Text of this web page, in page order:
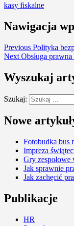
kasy fiskalne
Nawigacja
Previous Polityka
Next Obsługa
Wyszukaj
Szukaj:
Nowe
Fotobudka bus
Impreza
Gry
Jak sprawnie
Jak zachęcić
Publikacje
HR